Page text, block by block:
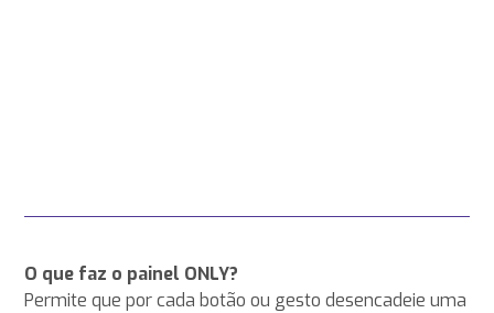
O que faz o painel ONLY?
Permite que por cada botão ou gesto desencadeie uma